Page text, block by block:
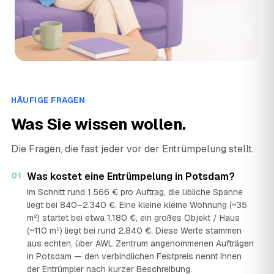
HÄUFIGE FRAGEN
Was Sie wissen wollen.
Die Fragen, die fast jeder vor der Entrümpelung stellt.
01 Was kostet eine Entrümpelung in Potsdam?
Im Schnitt rund 1.566 € pro Auftrag, die übliche Spanne
liegt bei 840–2.340 €. Eine kleine kleine Wohnung (~35
m²) startet bei etwa 1.180 €, ein großes Objekt / Haus
(~110 m²) liegt bei rund 2.840 €. Diese Werte stammen
aus echten, über AWL Zentrum angenommenen Aufträgen
in Potsdam — den verbindlichen Festpreis nennt Ihnen
der Entrümpler nach kurzer Beschreibung.